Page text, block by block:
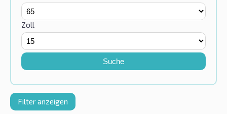
Zoll
Suche
Filter anzeigen